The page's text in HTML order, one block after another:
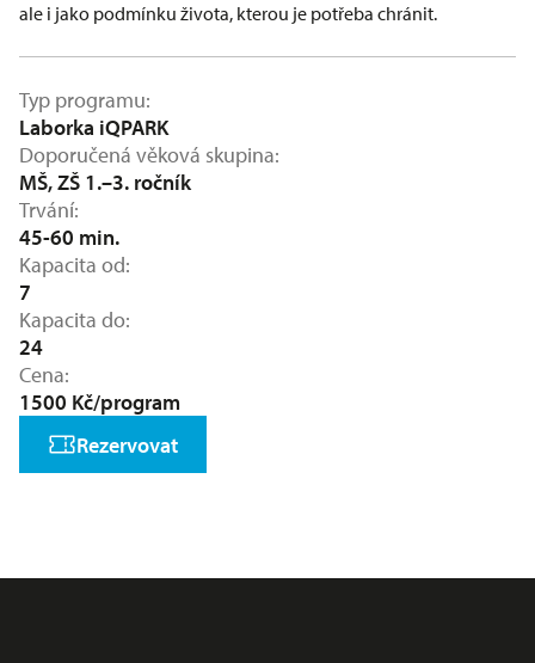
ale i jako podmínku života, kterou je potřeba chránit.
Typ programu
Laborka iQPARK
Doporučená věková skupina
MŠ, ZŠ 1.–3. ročník
Trvání
45-60 min.
Kapacita od
7
Kapacita do
24
Cena
1500 Kč/program
Rezervovat